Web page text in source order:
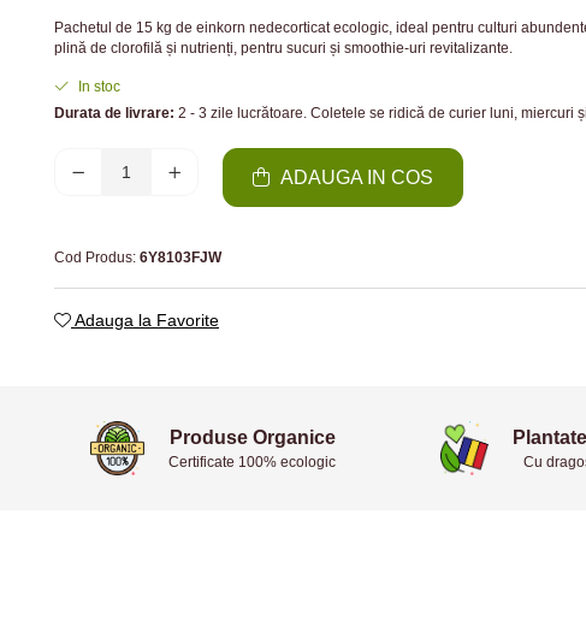
Pachetul de 15 kg de einkorn nedecorticat ecologic, ideal pentru culturi
plină de clorofilă și nutrienți, pentru sucuri și smoothie-uri revitalizante.
In stoc
Durata de livrare: 2 - 3 zile lucrătoare. Coletele se ridică de curier luni, miercuri
ADAUGA IN COS
Cod Produs: 6Y8103FJW
Adauga la Favorite
Produse Organice
Certificate 100% ecologic Cu